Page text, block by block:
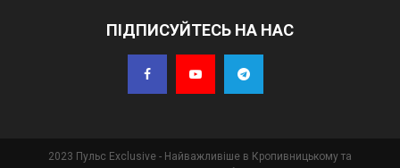
ПІДПИСУЙТЕСЬ НА НАС
2023 Пульс Exclusive - Найважливіше в Кропивницькому та